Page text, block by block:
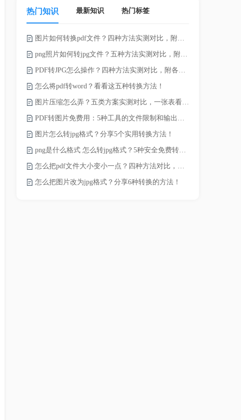
热门知识 最新知识 热门标签
图片如何转换pdf文件？四种方法实测对比，附各场景最优选！
png照片如何转jpg文件？五种方法实测对比，附各场景最优选!！
PDF转JPG怎么操作？四种方法实测对比，附各场景最优选！
怎么将pdf转word？看看这五种转换方法！
图片压缩怎么弄？五类方案实测对比，一张表看懂怎么选！
PDF转图片免费用：5种工具的文件限制和输出质量对比！
图片怎么转jpg格式？分享5个实用转换方法！
png是什么格式 怎么转jpg格式？5种安全免费转换方法全解析！
怎么把pdf文件大小变小一点？四种方法对比，一看就懂！
怎么把图片改为jpg格式？分享6种转换的方法！